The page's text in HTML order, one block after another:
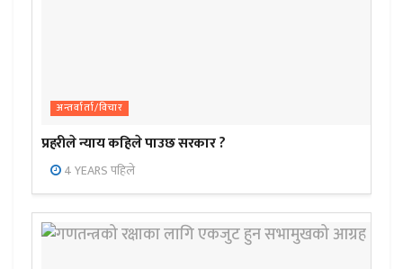
अन्तर्वार्ता/विचार
प्रहरीले न्याय कहिले पाउछ सरकार ?
4 YEARS पहिले